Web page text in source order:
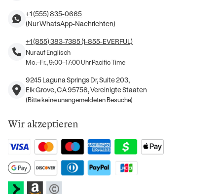
+1 (555) 835-0665
(Nur WhatsApp-Nachrichten)
+1 (855) 383-7385 (1-855-EVERFUL)
Nur auf Englisch
Mo.–Fr., 9:00–17:00 Uhr Pacific Time
9245 Laguna Springs Dr, Suite 203,
Elk Grove, CA 95758, Vereinigte Staaten
(Bitte keine unangemeldeten Besuche)
Wir akzeptieren